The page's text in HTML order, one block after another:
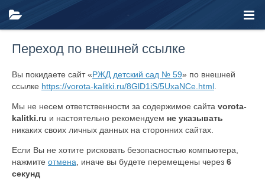
Переход по внешней ссылке
Вы покидаете сайт «РЖД детский сад № 59» по внешней
ссылке https://vorota-kalitki.ru/8GlD1iS/5UxaNCe.html
Мы не несем ответственности за содержимое сайта vorota-
kalitki.ru и настоятельно рекомендуем не указывать
никаких своих личных данных на сторонних сайтах.
Если Вы не хотите рисковать безопасностью компьютера,
нажмите отмена , иначе вы будете перемещены через 6
секунд